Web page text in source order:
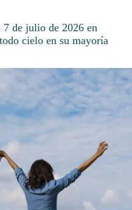
7 de julio de 2026 en
cielo en su mayoría